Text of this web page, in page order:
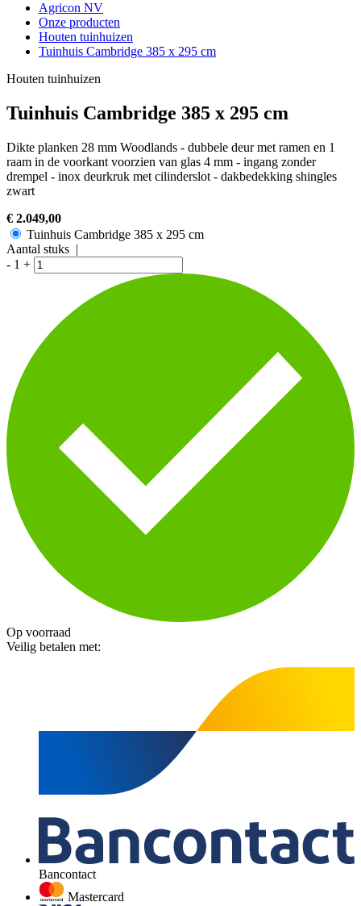
Agricon NV
Onze producten
Houten tuinhuizen
Tuinhuis Cambridge 385 x 295 cm
Houten tuinhuizen
Tuinhuis Cambridge 385 x 295 cm
Dikte planken 28 mm Woodlands - dubbele deur met ramen en 1
raam in de voorkant voorzien van glas 4 mm - ingang zonder
drempel - inox deurkruk met cilinderslot - dakbedekking shingles
zwart
€ 2.049,00
Tuinhuis Cambridge 385 x 295 cm
Aantal stuks |
- 1 +
Op voorraad
Veilig betalen met:
Bancontact
Mastercard